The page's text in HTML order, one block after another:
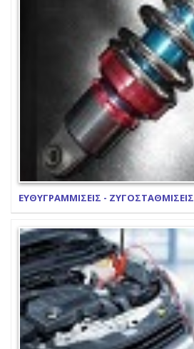
ΕΥΘΥΓΡΑΜΜΙΣΕΙΣ - ΖΥΓΟΣΤΑΘΜΙΣΕΙΣ